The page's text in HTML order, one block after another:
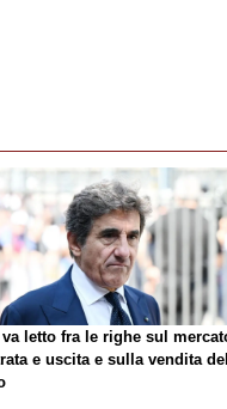
letto fra le righe sul
e uscita e sulla vendita del